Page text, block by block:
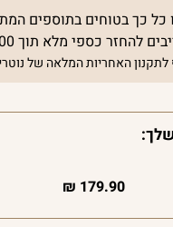
כל כך בטוחים בתוספים
להחזר כספי מלא תוך 100 ימים.
האחריות המלאה של
179.90
₪